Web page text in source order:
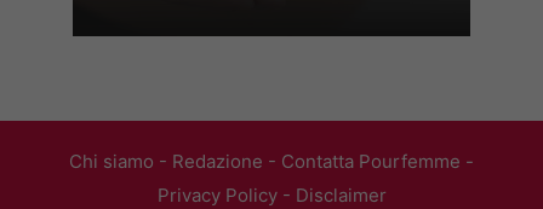
Chi siamo - Redazione - Contatta Pourfemme -
Privacy Policy- Disclaimer